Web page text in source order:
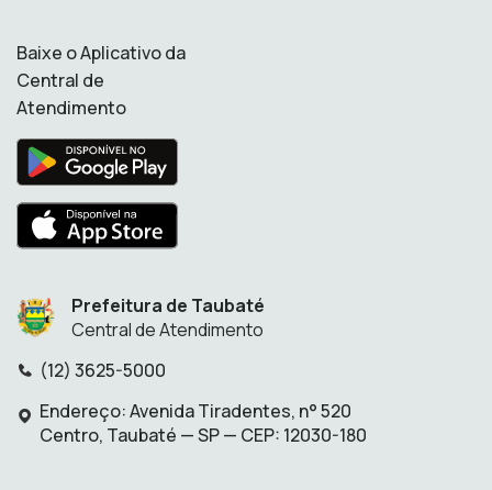
Baixe o Aplicativo da
Central de
Atendimento
Prefeitura de Taubaté
Central de Atendimento
(12) 3625-5000
Endereço:
Endereço: Avenida Tiradentes, n° 520
Centro, Taubaté — SP — CEP: 12030-180